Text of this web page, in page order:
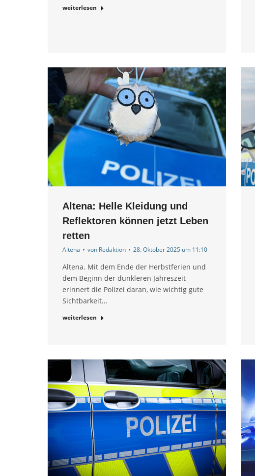
weiterlesen
Altena: Helle Kleidung und
Reflektoren können jetzt Leben
retten
Altena von Redaktion 28. Oktober 2025 um 11:10
Altena. Mit dem Ende der Herbstferien und
dem Beginn der dunkleren Jahreszeit
erinnert die Polizei daran, wie wichtig gute
Sichtbarkeit…
weiterlesen